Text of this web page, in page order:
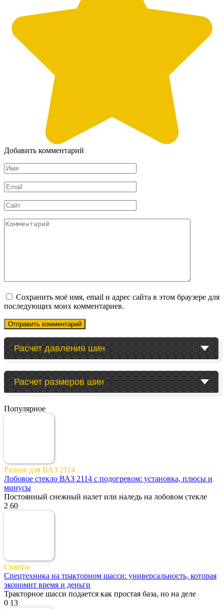
Добавить комментарий
Имя
*
Email
*
Сайт
Комментарий
Сохранить моё имя, email и адрес сайта в этом браузере для
последующих моих комментариев.
Расчет давления шин
Расчет размеров шин
Популярное
Разное для ВАЗ 2114
Лобовое стекло ВАЗ 2114 с подогревом: установка, плюсы и
минусы
Постоянный снежный налет или наледь на лобовом стекле
2 60
Советы
Спецтехника на тракторном шасси: универсальность, которая
экономит время и деньги
Тракторное шасси подается как простая база, но на деле
0 13